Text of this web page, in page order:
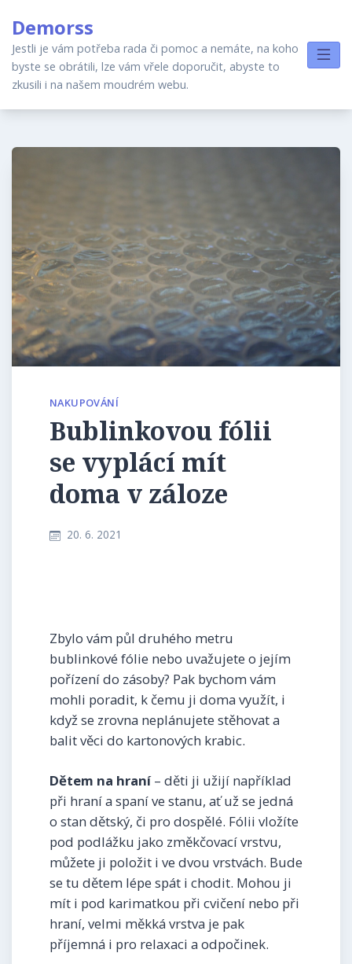
content
Demorss
Jestli je vám potřeba rada či pomoc a nemáte, na koho
byste se obrátili, lze vám vřele doporučit, abyste to
zkusili i na našem moudrém webu.
NAKUPOVÁNÍ
Bublinkovou fólii
se vyplácí mít
doma v záloze
20. 6. 2021
Zbylo vám půl druhého metru
bublinkové fólie nebo uvažujete o jejím
pořízení do zásoby? Pak bychom vám
mohli poradit, k čemu ji doma využít, i
když se zrovna neplánujete stěhovat a
balit věci do kartonových krabic.
Dětem na hraní– děti ji užijí například
při hraní a spaní ve stanu, ať už se jedná
o stan dětský, či pro dospělé. Fólii vložíte
pod podlážku jako změkčovací vrstvu,
můžete ji položit i ve dvou vrstvách. Bude
se tu dětem lépe spát i chodit. Mohou ji
mít i pod karimatkou při cvičení nebo při
hraní, velmi měkká vrstva je pak
příjemná i pro relaxaci a odpočinek.